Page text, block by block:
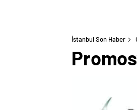
İstanbul Son Haber